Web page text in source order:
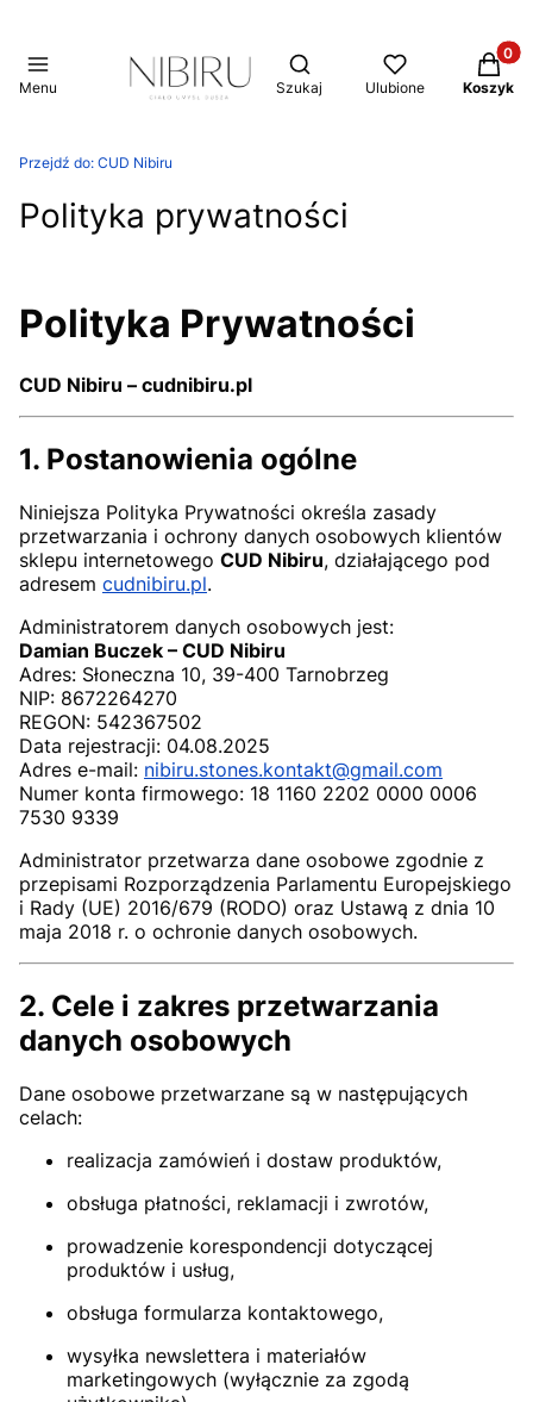
Menu
Otwórz wyszukiwarkę
Szukaj Ulubione Koszyk
Przejdź do: CUD Nibiru
Polityka prywatności
Polityka Prywatności
CUD Nibiru – cudnibiru.pl
1. Postanowienia ogólne
Niniejsza Polityka Prywatności określa zasady
przetwarzania i ochrony danych osobowych klientów
sklepu internetowego CUD Nibiru, działającego pod
adresem cudnibiru.pl.
Administratorem danych osobowych jest:
Damian Buczek – CUD Nibiru
Adres: Słoneczna 10, 39-400 Tarnobrzeg
NIP: 8672264270
REGON: 542367502
Data rejestracji: 04.08.2025
Adres e-mail: nibiru.stones.kontakt@gmail.com
Numer konta firmowego: 18 1160 2202 0000 0006
7530 9339
Administrator przetwarza dane osobowe zgodnie z
przepisami Rozporządzenia Parlamentu Europejskiego
i Rady (UE) 2016/679 (RODO) oraz Ustawą z dnia 10
maja 2018 r. o ochronie danych osobowych.
2. Cele i zakres przetwarzania
danych osobowych
Dane osobowe przetwarzane są w następujących
celach:
realizacja zamówień i dostaw produktów,
obsługa płatności, reklamacji i zwrotów,
prowadzenie korespondencji dotyczącej
produktów i usług,
obsługa formularza kontaktowego,
wysyłka newslettera i materiałów
marketingowych (wyłącznie za zgodą